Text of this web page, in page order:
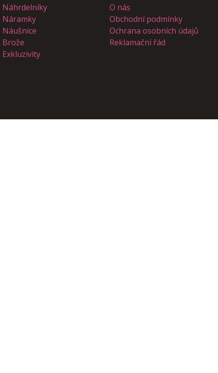
Náhrdelníky
Náramky
Náušnice
Brože
Exkluzivity
O nás
Obchodní podmínky
Ochrana osobních údajů
Reklamační řád